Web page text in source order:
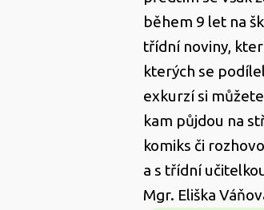
během 9 let na
třídní noviny,
kterých se
exkurzí si
kam půjdou na
komiks či
a s třídní
Mgr. Eliška